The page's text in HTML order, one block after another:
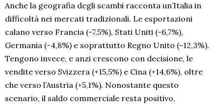
Anche la geografia degli scambi racconta un’Italia in
difficoltà nei mercati tradizionali. Le esportazioni
calano verso Francia (-7,5%), Stati Uniti (-6,7%),
Germania (-4,8%) e soprattutto Regno Unito (-12,3%).
Tengono invece, e anzi crescono con decisione, le
vendite verso Svizzera (+15,5%) e Cina (+14,6%), oltre
che verso l’Austria (+5,1%). Nonostante questo
scenario, il saldo commerciale resta positivo,